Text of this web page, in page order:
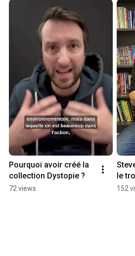
Pourquoi avoir créé la
collection Dystopie ?
72 views
le
152